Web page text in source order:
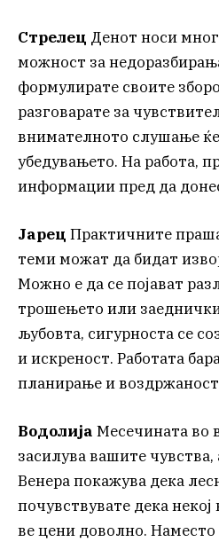
Стрелец Денот носи
можност за
формулирате своите
разговарате за
внимателното слушање
убедувањето. На работа,
информации пред да
Јарец Практичните
теми можат да бидат
Можно е да се појават
трошењето или
љубовта, сигурноста се
и искреност. Работата
планирање и
Водолија Месечината во
засилува вашите чувства,
Венера покажува дека
почувствувате дека
ве цени доволно.